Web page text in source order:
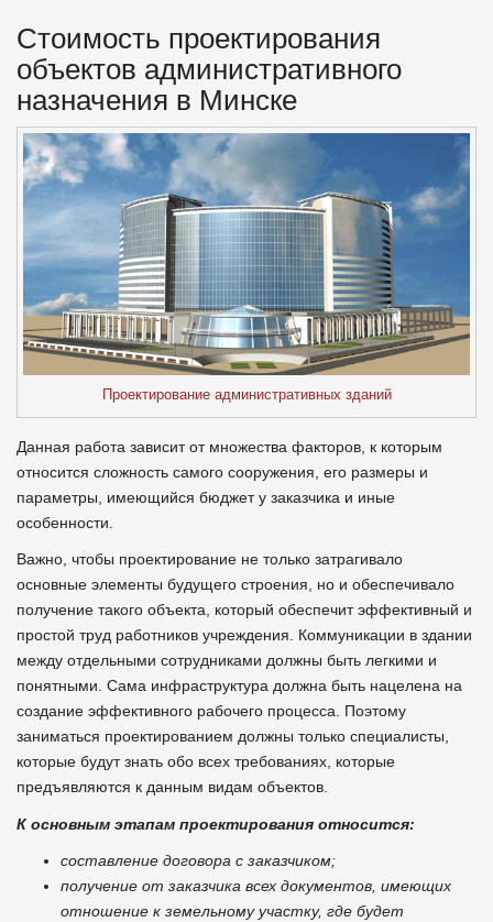
Стоимость проектирования
объектов административного
назначения в Минске
Проектирование административных зданий
Данная работа зависит от множества факторов, к которым
относится сложность самого сооружения, его размеры и
параметры, имеющийся бюджет у заказчика и иные
особенности.
Важно, чтобы проектирование не только затрагивало
основные элементы будущего строения, но и обеспечивало
получение такого объекта, который обеспечит эффективный и
простой труд работников учреждения. Коммуникации в здании
между отдельными сотрудниками должны быть легкими и
понятными. Сама инфраструктура должна быть нацелена на
создание эффективного рабочего процесса. Поэтому
заниматься проектированием должны только специалисты,
которые будут знать обо всех требованиях, которые
предъявляются к данным видам объектов.
К основным этапам проектирования относится:
составление договора с заказчиком;
получение от заказчика всех документов, имеющих
отношение к земельному участку, где будет